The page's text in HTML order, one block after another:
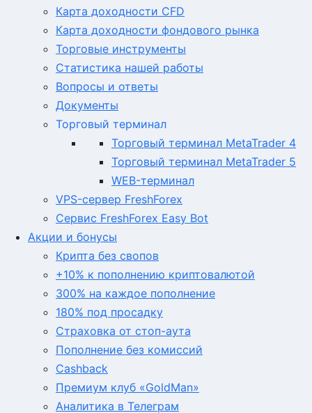
Карта доходности CFD
Карта доходности фондового рынка
Торговые инструменты
Статистика нашей работы
Вопросы и ответы
Документы
Торговый терминал
Торговый терминал MetaTrader 4
Торговый терминал MetaTrader 5
WEB-терминал
VPS-сервер FreshForex
Сервис FreshForex Easy Bot
Акции и бонусы
Крипта без свопов
+10% к пополнению криптовалютой
300% на каждое пополнение
180% под просадку
Страховка от стоп-аута
Пополнение без комиссий
Cashback
Премиум клуб «GoldMan»
Аналитика в Телеграм